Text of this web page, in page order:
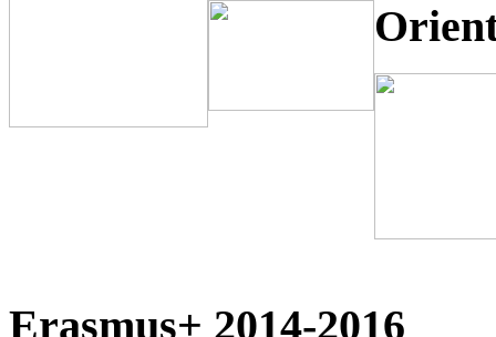
Erasmus+ 2014-2016